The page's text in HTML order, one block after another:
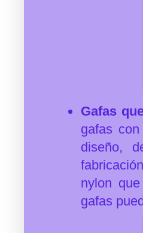
Gafas
gafas
diseño,
nylon
gafas